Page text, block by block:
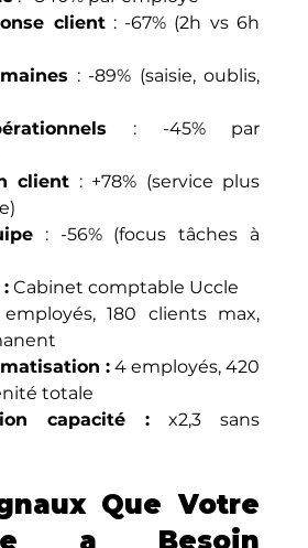
client : -67% (2h vs 6h
: -89% (saisie, oublis,
: -45% par
client : +78% (service plus
: -56% (focus tâches à
Cabinet comptable Uccle
180 clients max,
: 4 employés, 420
totale
capacité : x2,3 sans
Que Votre
a Besoin